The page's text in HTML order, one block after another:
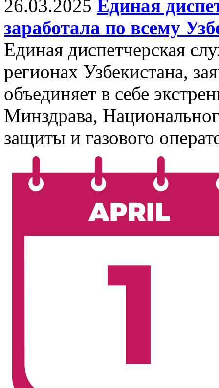
26.03.2025 Единая
заработала по всему
Единая диспетчерская
регионах Узбекистана,
объединяет в себе
Минздрава,
защиты и газового